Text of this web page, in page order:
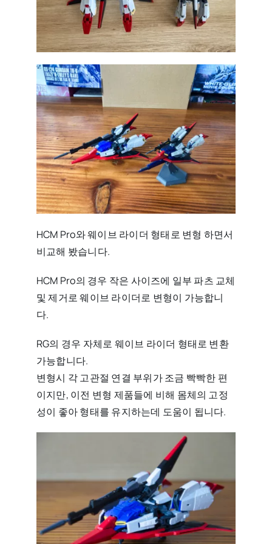
HCM Pro와 웨이브 라이더 형태로 변형 하면서
비교해 봤습니다.
HCM Pro의 경우 작은 사이즈에 일부 파츠 교체
및 제거로 웨이브 라이더로 변형이 가능합니
다.
RG의 경우 자체로 웨이브 라이더 형태로 변환
가능합니다.
변형시 각 고관절 연결 부위가 조금 빡빡한 편
이지만, 이전 변형 제품들에 비해 몸체의 고정
성이 좋아 형태를 유지하는데 도움이 됩니다.